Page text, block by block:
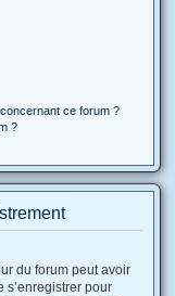
ce forum ?
?
du forum peut avoir
s’enregistrer pour